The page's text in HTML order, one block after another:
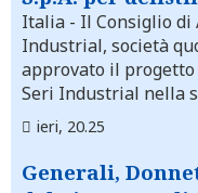
Italia - Il Consiglio
Industrial, società
approvato il
Seri Industrial nella
ieri, 20.25
Generali,